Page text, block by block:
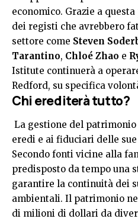
economico. Grazie a
dei registi che avrebbero
settore come Steven
Tarantino, Chloé Zhao e
Istitute continuerà a
Redford, su specifica
Chi erediterà tutto?
La gestione del
eredi e ai fiduciari delle
Secondo fonti vicine alla
predisposto da tempo una
garantire la continuità dei
ambientali. Il patrimonio
di milioni di dollari da